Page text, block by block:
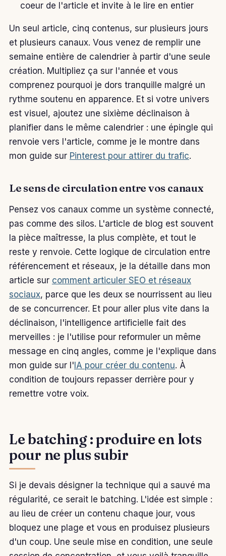
coeur de l'article et invite à le lire en entier
Un seul article, cinq contenus, sur plusieurs jours
et plusieurs canaux. Vous venez de remplir une
semaine entière de calendrier à partir d'une seule
création. Multipliez ça sur l'année et vous
comprenez pourquoi je dors tranquille malgré un
rythme soutenu en apparence. Et si votre univers
est visuel, ajoutez une sixième déclinaison à
planifier dans le même calendrier : une épingle qui
renvoie vers l'article, comme je le montre dans
mon guide sur Pinterest pour attirer du trafic.
Le sens de circulation entre vos canaux
Pensez vos canaux comme un système connecté,
pas comme des silos. L'article de blog est souvent
la pièce maîtresse, la plus complète, et tout le
reste y renvoie. Cette logique de circulation entre
référencement et réseaux, je la détaille dans mon
article sur comment articuler SEO et réseaux
sociaux, parce que les deux se nourrissent au lieu
de se concurrencer. Et pour aller plus vite dans la
déclinaison, l'intelligence artificielle fait des
merveilles : je l'utilise pour reformuler un même
message en cinq angles, comme je l'explique dans
mon guide sur l'IA pour créer du contenu. À
condition de toujours repasser derrière pour y
remettre votre voix.
Le batching : produire en lots
pour ne plus subir
Si je devais désigner la technique qui a sauvé ma
régularité, ce serait le batching. L'idée est simple :
au lieu de créer un contenu chaque jour, vous
bloquez une plage et vous en produisez plusieurs
d'un coup. Une seule mise en condition, une seule